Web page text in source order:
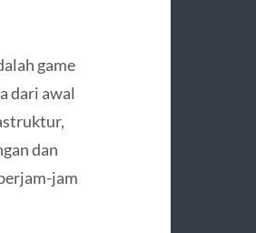
game
dari awal
dan
jam